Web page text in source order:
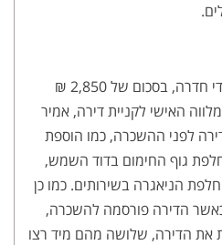
הדירה הושכרה לזוג צעיר ילידי חדרה, בסכום של 2,850 ₪
האישי לקניית דירה, אמיר
לפני ההשכרה, כמו הוספת
גוף החימום בדוד השמש,
הניאגרה בשירותים. כמו כן
כאשר הדירה פורסמה להשכרה,
את הדירה, שלושה מהם מיד רצו